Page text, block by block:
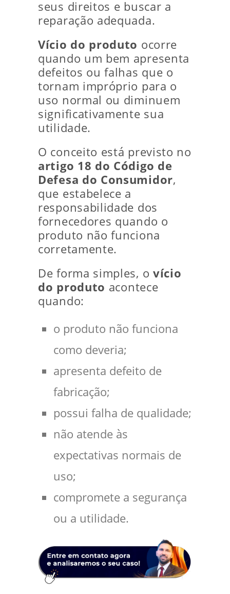
seus direitos e buscar a
reparação adequada.
Vício do produto ocorre
quando um bem apresenta
defeitos ou falhas que o
tornam impróprio para o
uso normal ou diminuem
significativamente sua
utilidade.
O conceito está previsto no
artigo 18 do Código de
Defesa do Consumidor,
que estabelece a
responsabilidade dos
fornecedores quando o
produto não funciona
corretamente.
De forma simples, o vício
do produto acontece
quando:
o produto não funciona
como deveria;
apresenta defeito de
fabricação;
possui falha de qualidade;
não atende às
expectativas normais de
uso;
compromete a segurança
ou a utilidade.